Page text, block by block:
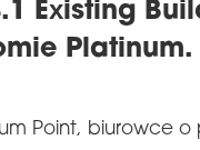
Existing
Platinum.
Point, biurowce